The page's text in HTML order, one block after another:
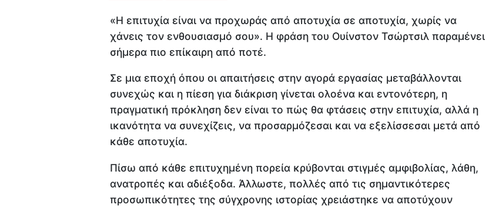
«Η επιτυχία είναι να προχωράς από αποτυχία σε αποτυχία, χωρίς να
χάνεις τον ενθουσιασμό σου». Η φράση του Ουίνστον Τσώρτσιλ παραμένει
σήμερα πιο επίκαιρη από ποτέ.
Σε μια εποχή όπου οι απαιτήσεις στην αγορά εργασίας μεταβάλλονται
συνεχώς και η πίεση για διάκριση γίνεται ολοένα και εντονότερη, η
πραγματική πρόκληση δεν είναι το πώς θα φτάσεις στην επιτυχία, αλλά η
ικανότητα να συνεχίζεις, να προσαρμόζεσαι και να εξελίσσεσαι μετά από
κάθε αποτυχία.
Πίσω από κάθε επιτυχημένη πορεία κρύβονται στιγμές αμφιβολίας, λάθη,
ανατροπές και αδιέξοδα. Άλλωστε, πολλές από τις σημαντικότερες
προσωπικότητες της σύγχρονης ιστορίας χρειάστηκε να αποτύχουν